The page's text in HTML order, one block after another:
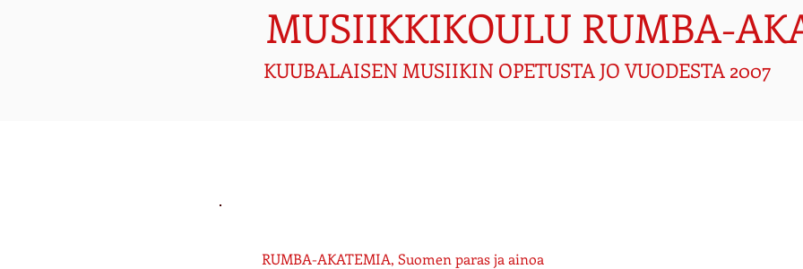
MUSIIKKIKOULU RUMBA-
KUUBALAISEN MUSIIKIN OPETUSTA JO VUODESTA 2007
RUMBA-AKATEMIA, Suomen paras ja ainoa